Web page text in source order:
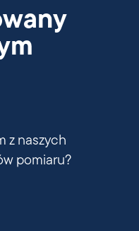
z naszych
pomiaru?